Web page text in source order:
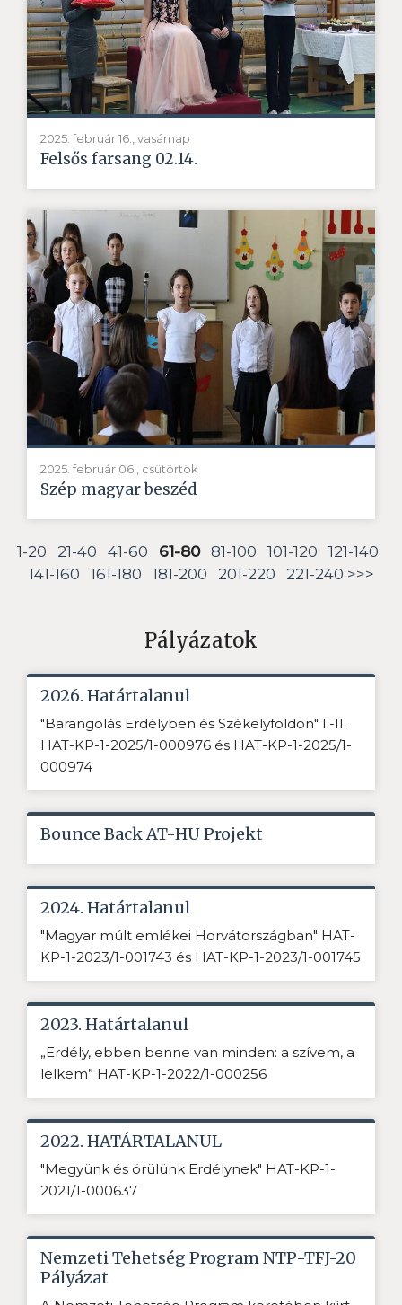
2025. február 16., vasárnap
Felsős farsang 02.14.
2025. február 06., csütörtök
Szép magyar beszéd
1-20 21-40 41-60 61-80 81-100 101-120
121-140
141-160
161-180 181-200 201-220 221-240 >>>
Pályázatok
2026. Határtalanul
"Barangolás Erdélyben és Székelyföldön" I.-II.
HAT-KP-1-2025/1-000976 és HAT-KP-1-2025/1-
000974
Bounce Back AT-HU Projekt
2024. Határtalanul
"Magyar múlt emlékei Horvátországban" HAT-
KP-1-2023/1-001743 és HAT-KP-1-2023/1-001745
2023. Határtalanul
„Erdély, ebben benne van minden: a szívem, a
lelkem” HAT-KP-1-2022/1-000256
2022. HATÁRTALANUL
"Megyünk és örülünk Erdélynek" HAT-KP-1-
2021/1-000637
Nemzeti Tehetség Program NTP-TFJ-20
Pályázat